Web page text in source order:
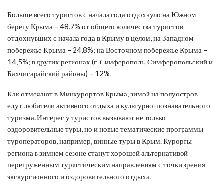
Больше всего туристов с начала года отдохнуло на Южном
берегу Крыма – 48,7% от общего количества туристов,
отдохнувших с начала года в Крыму в целом, на Западном
побережье Крыма – 24,8%; на Восточном побережье Крыма –
14,5%; в других регионах (г. Симферополь, Симферопольский и
Бахчисарайский районы) – 12%.
Как отмечают в Минкурортов Крыма, зимой на полуостров
едут любители активного отдыха и культурно-познавательного
туризма. Интерес у туристов вызывают не только
оздоровительные туры, но и новые тематические программы
туроператоров, например, винные туры в Крым. Курорты
региона в зимнем сезоне станут хорошей альтернативой
перегруженным туристическим направлениям с точки зрения
экскурсионного и оздоровительного отдыха.